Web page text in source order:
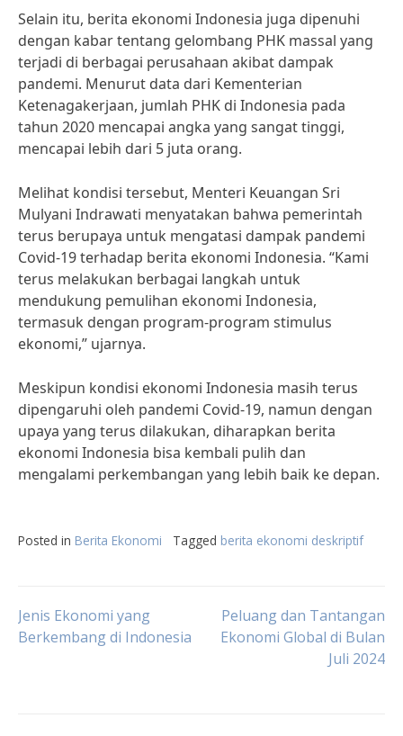
Selain itu, berita ekonomi Indonesia juga dipenuhi
dengan kabar tentang gelombang PHK massal yang
terjadi di berbagai perusahaan akibat dampak
pandemi. Menurut data dari Kementerian
Ketenagakerjaan, jumlah PHK di Indonesia pada
tahun 2020 mencapai angka yang sangat tinggi,
mencapai lebih dari 5 juta orang.
Melihat kondisi tersebut, Menteri Keuangan Sri
Mulyani Indrawati menyatakan bahwa pemerintah
terus berupaya untuk mengatasi dampak pandemi
Covid-19 terhadap berita ekonomi Indonesia. “Kami
terus melakukan berbagai langkah untuk
mendukung pemulihan ekonomi Indonesia,
termasuk dengan program-program stimulus
ekonomi,” ujarnya.
Meskipun kondisi ekonomi Indonesia masih terus
dipengaruhi oleh pandemi Covid-19, namun dengan
upaya yang terus dilakukan, diharapkan berita
ekonomi Indonesia bisa kembali pulih dan
mengalami perkembangan yang lebih baik ke depan.
Posted in Berita Ekonomi Tagged berita ekonomi deskriptif
Post
Jenis Ekonomi yang
Berkembang di Indonesia
Peluang dan Tantangan
Ekonomi Global di Bulan
Juli 2024